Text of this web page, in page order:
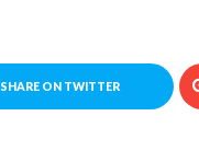
SHARE ON TWITTER